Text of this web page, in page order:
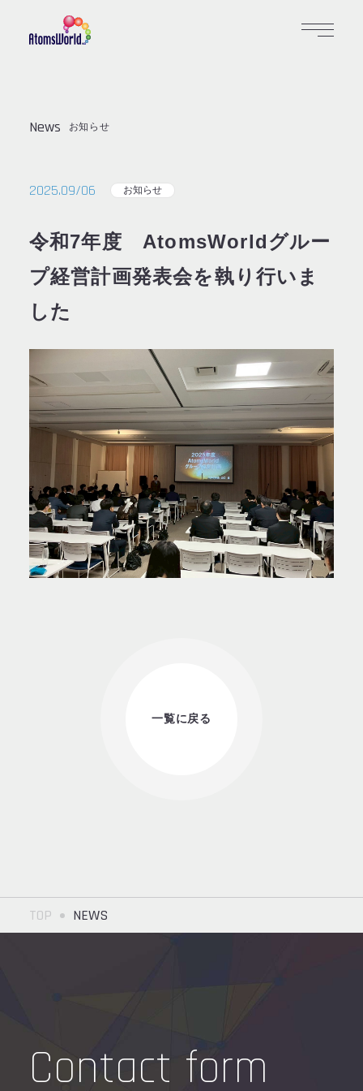
News お知らせ
2025.09/06 お知らせ
令和7年度 AtomsWorldグルー
プ経営計画発表会を執り行いま
した
一覧に戻る
TOP NEWS
Contact form